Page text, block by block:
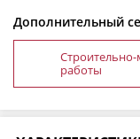
Дополнительный
работы